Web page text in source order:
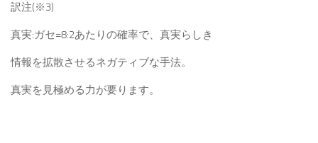
訳注(※3)
真実:ガセ=8:2あたりの確率で、真実らしき
情報を拡散させるネガティブな手法。
真実を見極める力が要ります。